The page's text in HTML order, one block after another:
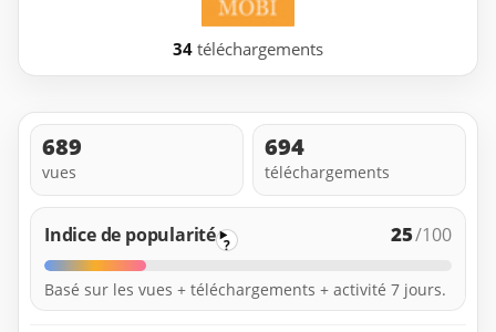
34 téléchargements
689
vues
694
téléchargements
Indice de popularité ? 25/100
Basé sur les vues + téléchargements + activité 7 jours.